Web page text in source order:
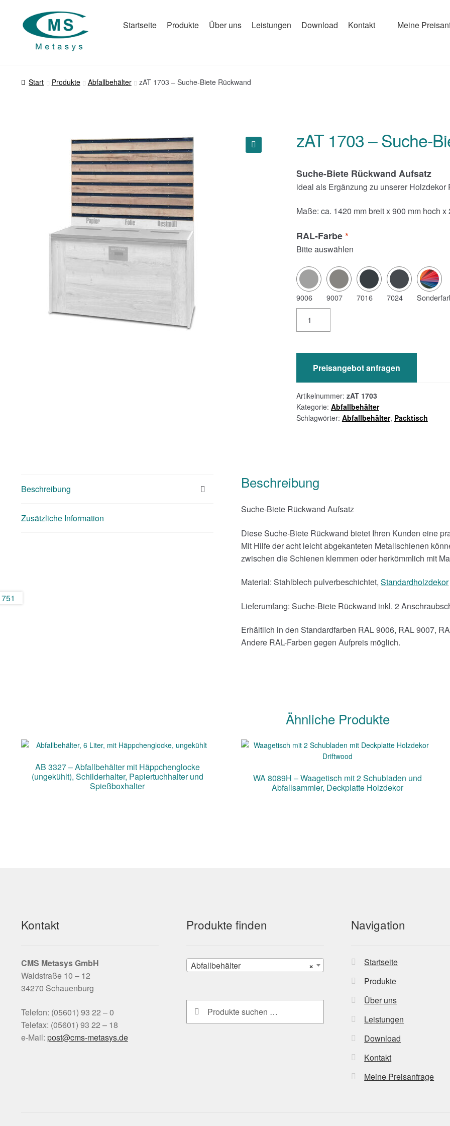
Zur
Navigation
springen
Zum
Inhalt
springen
Startseite Produkte Über uns Leistungen Download Kontakt Meine
Start Produkte Abfallbehälter zAT 1703 – Suche-Biete Rückwand
zAT 1703 – Suche-
Suche-Biete Rückwand Aufsatz
ideal als Ergänzung zu unserer Holzdekor
Maße: ca. 1420 mm breit x 900 mm hoch x
RAL-Farbe *
Bitte auswählen
9006 9007 7016 7024
1703
Suche-
BietePreisangebot anfragen
Artikelnummer: zAT 1703
Kategorie: Abfallbehälter
Schlagwörter: Abfallbehälter, Packtisch
Beschreibung
Zusätzliche Information
Beschreibung
Suche-Biete Rückwand Aufsatz
Diese Suche-Biete Rückwand bietet Ihren Kunden eine
Mit Hilfe der acht leicht abgekanteten Metallschienen
zwischen die Schienen klemmen oder herkömmlich mit
Material: Stahlblech pulverbeschichtet,Standardholzdekor
Lieferumfang: Suche-Biete Rückwand inkl. 2
Erhältlich in den Standardfarben RAL 9006, RAL 9007,
Andere RAL-Farben gegen Aufpreis möglich.
Ähnliche Produkte
AB 3327 – Abfallbehälter mit Häppchenglocke
(ungekühlt), Schilderhalter, Papiertuchhalter und
Spießboxhalter
WA 8089H – Waagetisch mit 2 Schubladen und
Abfallsammler, Deckplatte Holzdekor
Kontakt
CMS MetasysGmbH
Waldstraße 10 – 12
34270 Schauenburg
Telefon: (05601) 93 22 – 0
Telefax: (05601) 93 22 – 18
e-Mail:
ed.sy
satem
-smc@
tsop
Produkte finden
×
Abfallbehälter
Suchen
nach:
Suchen
Navigation
Startseite
Produkte
Über uns
Leistungen
Download
Kontakt
Meine Preisanfrage